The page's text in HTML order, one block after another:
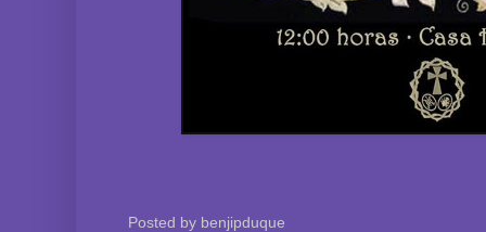
Posted by benjipduque